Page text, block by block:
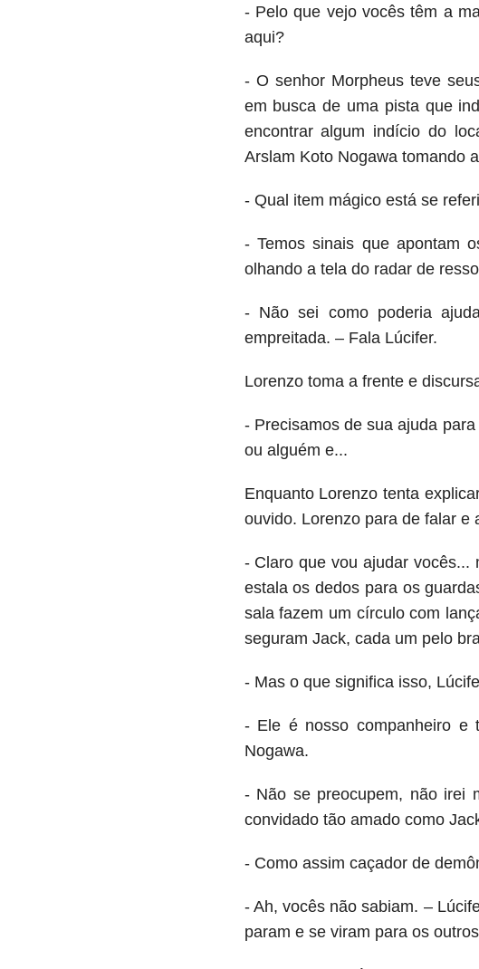
- Pelo que vejo vocês têm a
aqui?
- O senhor Morpheus teve
em busca de uma pista que
encontrar algum indício do
Arslam Koto Nogawa tomando
- Qual item mágico está se
- Temos sinais que apontam
olhando a tela do radar de
- Não sei como poderia
empreitada. – Fala Lúcifer.
Lorenzo toma a frente e
- Precisamos de sua ajuda
ou alguém e...
Enquanto Lorenzo tenta
ouvido. Lorenzo para de falar e
- Claro que vou ajudar vocês...
estala os dedos para os
sala fazem um círculo com
seguram Jack, cada um pelo
- Mas o que significa isso,
- Ele é nosso companheiro e
Nogawa.
- Não se preocupem, não irei
convidado tão amado como
- Como assim caçador de
- Ah, vocês não sabiam. –
param e se viram para os